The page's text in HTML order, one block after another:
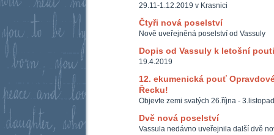
29.11-1.12.2019 v Krasnici
Čtyři nová poselství
Nově uveřejněná poselství od Vassuly
Dopis od Vassuly k letošní
19.4.2019
12. ekumenická pouť
Řecku!
Objevte zemi svatých 26.října -
Dvě nová poselství
Vassula nedávno uveřejnila další dvě